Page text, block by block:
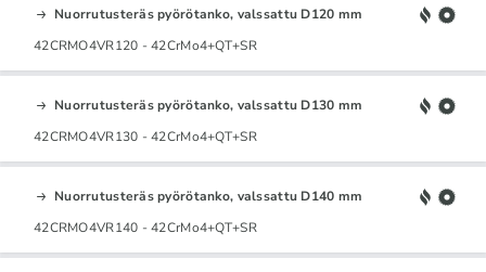
Nuorrutusteräs pyörötanko, valssattu D120 mm
42CRMO4VR120 - 42CrMo4+QT+SR
Nuorrutusteräs pyörötanko, valssattu D130 mm
42CRMO4VR130 - 42CrMo4+QT+SR
Nuorrutusteräs pyörötanko, valssattu D140 mm
42CRMO4VR140 - 42CrMo4+QT+SR